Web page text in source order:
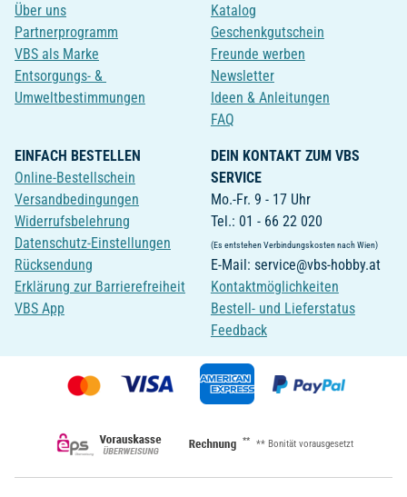
Über uns
Partnerprogramm
VBS als Marke
Entsorgungs- &
Umweltbestimmungen
Katalog
Geschenkgutschein
Freunde werben
Newsletter
Ideen & Anleitungen
FAQ
EINFACH BESTELLEN
Online-Bestellschein
Versandbedingungen
Widerrufsbelehrung
Datenschutz-Einstellungen
Rücksendung
Erklärung zur Barrierefreiheit
VBS App
DEIN KONTAKT ZUM VBS
SERVICE
Mo.-Fr. 9 - 17 Uhr
Tel.: 01 - 66 22 020
(Es entstehen Verbindungskosten nach Wien)
E-Mail: service@vbs-hobby.at
Kontaktmöglichkeiten
Bestell- und Lieferstatus
Feedback
** ** Bonität vorausgesetzt